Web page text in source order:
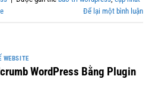
Để lại một bình luận
WEBSITE
WordPress Bằng Plugin